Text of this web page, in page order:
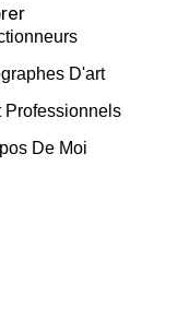
D'art
Professionnels
De Moi